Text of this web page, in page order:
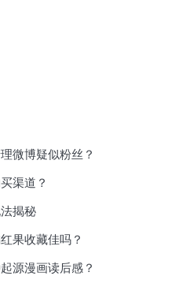
微博疑似粉丝？
渠道？
揭秘
果收藏佳吗？
源漫画读后感？